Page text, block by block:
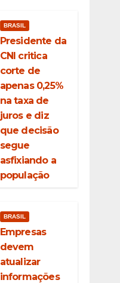
BRASIL
Presidente da
CNI critica
corte de
apenas 0,25%
na taxa de
juros e diz
que decisão
segue
asfixiando a
população
BRASIL
Empresas
devem
atualizar
informações